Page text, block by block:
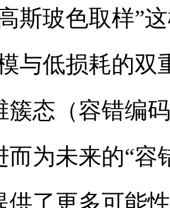
斯玻色取样”
与低损耗的双
簇态（容错编
而为未来的“容
供了更多可能